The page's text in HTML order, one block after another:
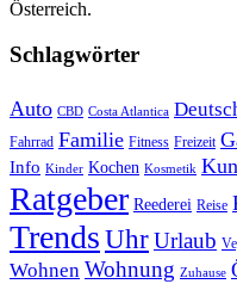
Österreich.
Schlagwörter
Auto CBD Costa Atlantica
Fahrrad Familie Fitness Freizeit
Info Kinder Kochen Kosmetik
Ratgeber Reederei Reise
Trends UhrUrlaub
Wohnen Wohnung Zuhause